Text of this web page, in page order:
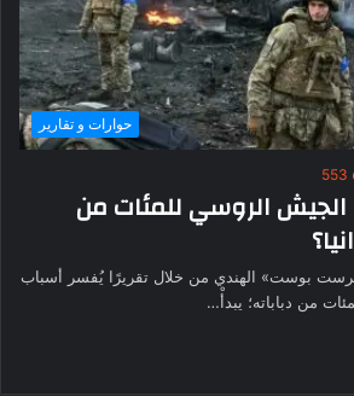
حوارات و تقارير
553
الروسي للمئات من
بوست» الهندي من خلال تقريرًا يُفسر أسباب
من دباباته؛ يبدأْ…